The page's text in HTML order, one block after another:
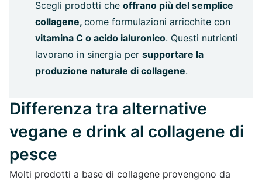
Scegli prodotti che offrano più del semplice
collagene, come formulazioni arricchite con
vitamina C o acido ialuronico. Questi nutrienti
lavorano in sinergia per supportare la
produzione naturale di collagene.
Differenza tra alternative
vegane e drink al collagene di
pesce
Molti prodotti a base di collagene provengono da